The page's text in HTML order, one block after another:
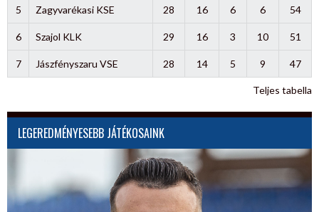
5 Zagyvarékasi KSE 28 16 6 6 54
6 Szajol KLK 29 16 3 10 51
7 Jászfényszaru VSE 28 14 5 9 47
Teljes tabella
LEGEREDMÉNYESEBB JÁTÉKOSAINK